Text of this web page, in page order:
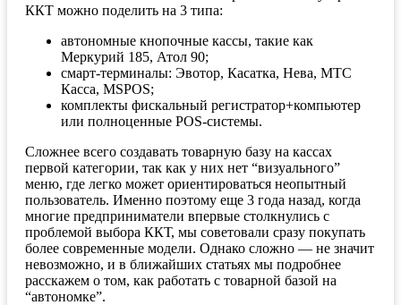
ККТ можно поделить на 3 типа:
автономные кнопочные кассы, такие как
Меркурий 185, Атол 90;
смарт-терминалы: Эвотор, Касатка, Нева, МТС
Касса, MSPOS;
комплекты фискальный регистратор+компьютер
или полноценные POS-системы.
Сложнее всего создавать товарную базу на кассах
первой категории, так как у них нет “визуального”
меню, где легко может ориентироваться неопытный
пользователь. Именно поэтому еще 3 года назад, когда
многие предприниматели впервые столкнулись с
проблемой выбора ККТ, мы советовали сразу покупать
более современные модели. Однако сложно — не значит
невозможно, и в ближайших статьях мы подробнее
расскажем о том, как работать с товарной базой на
“автономке”.